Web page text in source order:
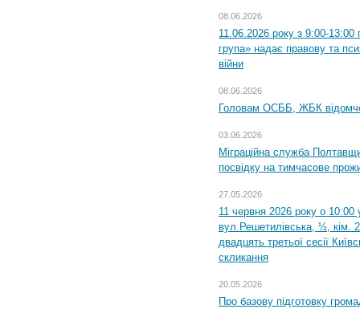
08.06.2026
11.06.2026 року з 9:00-13:00
група» надає правову та
війни
08.06.2026
Головам ОСББ, ЖБК
03.06.2026
Міграційна служба
посвідку на тимчасове
27.05.2026
11 червня 2026 року о 10:00
вул.Решетилівська, ½, кім.
двадцять третьої сесії
скликання
20.05.2026
Про базову підготовку